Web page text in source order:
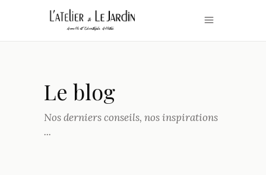
Le blog
Nos derniers conseils, nos inspirations
...